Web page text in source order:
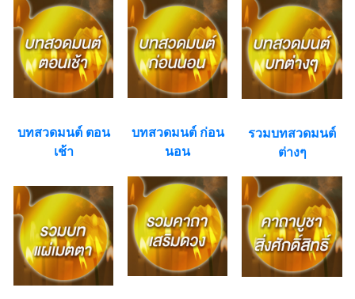
บทสวดมนต์ ตอน
เช้า
บทสวดมนต์ ก่อน
นอน
รวมบทสวดมนต์
ต่างๆ